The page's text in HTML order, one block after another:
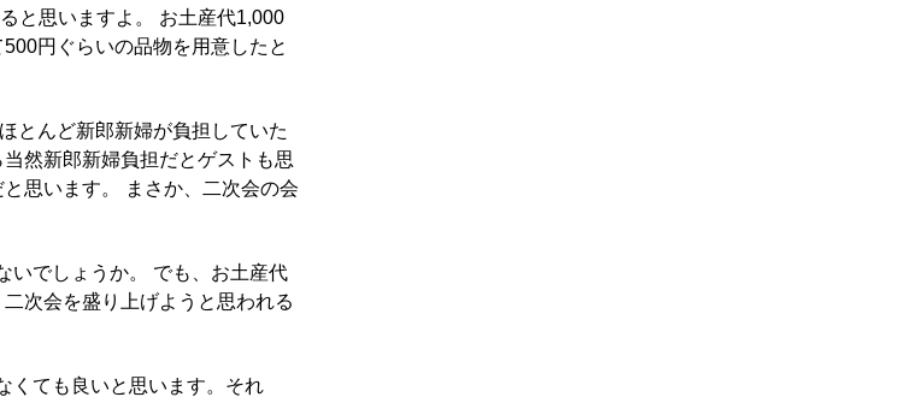
と思いますよ。 お土産代1,000
円ぐらいの品物を用意したと
とんど新郎新婦が負担していた
然新郎新婦負担だとゲストも思
思います。 まさか、二次会の会
いでしょうか。 でも、お土産代
次会を盛り上げようと思われる
くても良いと思います。それ